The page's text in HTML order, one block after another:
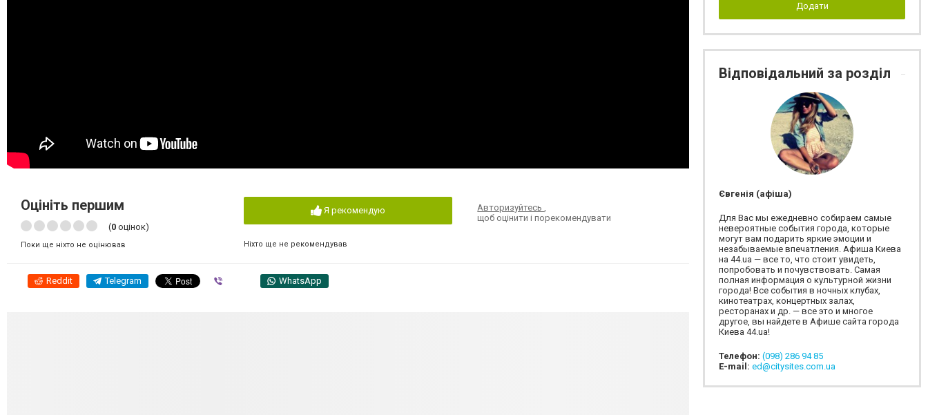
Оцініть першим
(0 оцінок)
Поки ще ніхто не оцінював
Я рекомендую
Ніхто ще не рекомендував
Авторизуйтесь
щоб оцінити і порекомендувати
Reddit Telegram WhatsApp
Додати
Відповідальний за розділ
Євгенія (афіша)
Для Вас мы ежедневно собираем самые
невероятные события города, которые
могут вам подарить яркие эмоции и
незабываемые впечатления. Афиша Киева
на 44.ua — все то, что стоит увидеть,
попробовать и почувствовать. Самая
полная информация о культурной жизни
города! Все события в ночных клубах,
кинотеатрах, концертных залах,
ресторанах и др. — все это и многое
другое, вы найдете в Афише сайта города
Киева 44.ua!
Телефон: (098) 286 94 85
E-mail: ed@citysites.com.ua